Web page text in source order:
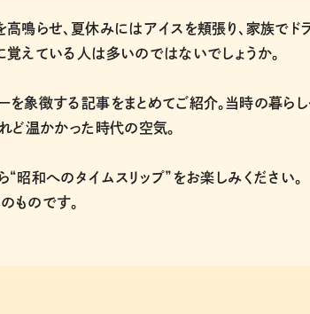
高鳴らせ、夏休みにはアイスを頬張り、家族で
覚えている人は多いのではないでしょうか。
を象徴する記事をまとめてご紹介。当時の暮ら
ど温かかった時代の空気。
昭和へのタイムスリップ”をお楽しみください。
ものです。